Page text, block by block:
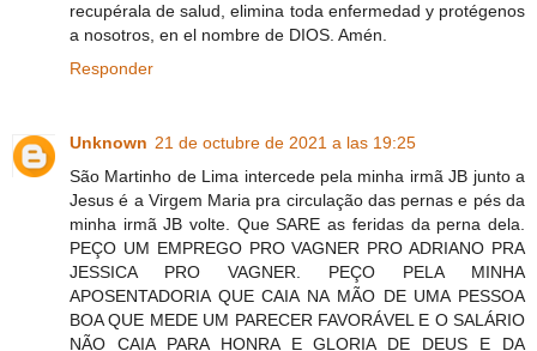
recupérala de salud, elimina toda enfermedad y protégenos
a nosotros, en el nombre de DIOS. Amén.
Responder
Unknown 21 de octubre de 2021 a las 19:25
São Martinho de Lima intercede pela minha irmã JB junto a
Jesus é a Virgem Maria pra circulação das pernas e pés da
minha irmã JB volte. Que SARE as feridas da perna dela.
PEÇO UM EMPREGO PRO VAGNER PRO ADRIANO PRA
JESSICA PRO VAGNER. PEÇO PELA MINHA
APOSENTADORIA QUE CAIA NA MÃO DE UMA PESSOA
BOA QUE MEDE UM PARECER FAVORÁVEL E O SALÁRIO
NÃO CAIA PARA HONRA E GLORIA DE DEUS E DA